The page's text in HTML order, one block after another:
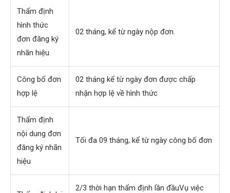
Thẩm định
hình thức
đơn đăng ký
nhãn hiệu
02 tháng, kể từ ngày nộp đơn.
Công bố đơn
hợp lệ
02 tháng kể từ ngày đơn được chấp
nhận hợp lệ về hình thức
Thẩm định
nội dung đơn
đăng ký nhãn
hiệu
Tối đa 09 tháng, kể từ ngày công bố đơn
2/3 thời hạn thẩm định lần đầuVụ việc